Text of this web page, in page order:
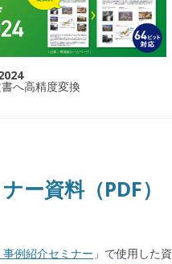
へ高精度変換
資料（PDF）
例紹介セミナー 」で使用した資